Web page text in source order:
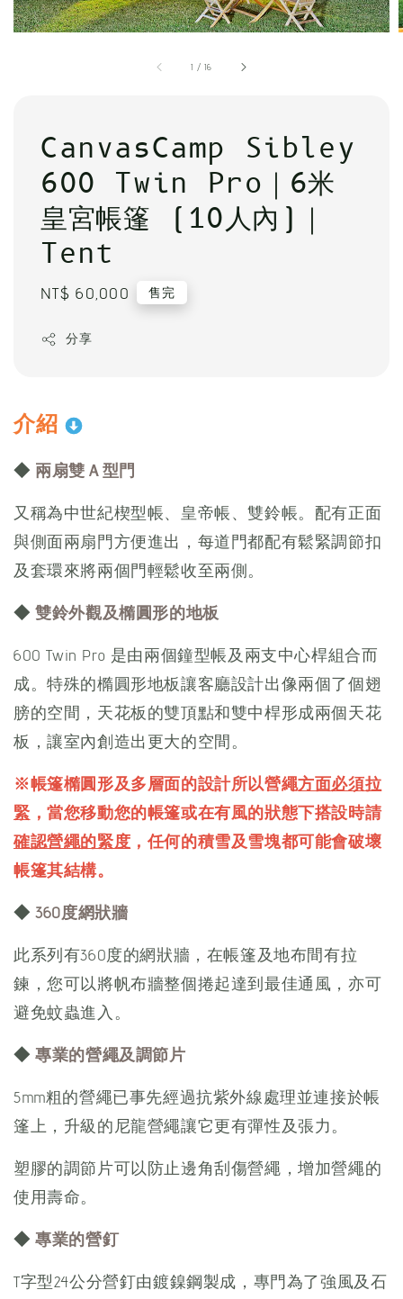
1 /16
CanvasCamp Sibley
600 Twin Pro｜6米
皇宮帳篷 (10人內)｜
Tent
Regular
NT$ 60,000 售完
分享
介紹
◆ 兩扇雙Ａ型門
又稱為中世紀楔型帳、皇帝帳、雙鈴帳。配有正面
與側面兩扇門方便進出，每道門都配有鬆緊調節扣
及套環來將兩個門輕鬆收至兩側。
◆雙鈴外觀及橢圓形的地板
600 Twin Pro 是由兩個鐘型帳及兩支中心桿組合而
成。特殊的橢圓形地板讓客廳設計出像兩個了個翅
膀的空間，天花板的雙頂點和雙中桿形成兩個天花
板，讓室內創造出更大的空間。
※帳篷橢圓形及多層面的設計所以營繩方面必須拉
緊 ，當您移動您的帳篷或在有風的狀態下搭設時請
確認營繩的緊度 ，任何的積雪及雪塊都可能會破壞
帳篷其結構。
◆360度網狀牆
此系列有360度的網狀牆，在帳篷及地布間有拉
鍊，您可以將帆布牆整個捲起達到最佳通風，亦可
避免蚊蟲進入。
◆專業的營繩及調節片
5mm粗的營繩已事先經過抗紫外線處理並連接於帳
篷上，升級的尼龍營繩讓它更有彈性及張力。
塑膠的調節片可以防止邊角刮傷營繩，增加營繩的
使用壽命。
◆專業的營釘
T字型24公分營釘由鍍鎳鋼製成，專門為了強風及石